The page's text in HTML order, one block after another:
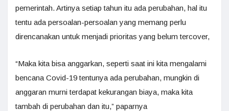
pemerintah. Artinya setiap tahun itu ada perubahan, hal itu
tentu ada persoalan-persoalan yang memang perlu
direncanakan untuk menjadi prioritas yang belum tercover,
“Maka kita bisa anggarkan, seperti saat ini kita mengalami
bencana Covid-19 tentunya ada perubahan, mungkin di
anggaran murni terdapat kekurangan biaya, maka kita
tambah di perubahan dan itu,” paparnya